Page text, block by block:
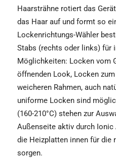
Haarsträhne rotiert das
das Haar auf und formt so
Lockenrichtungs-Wähler
Stabs (rechts oder links) für
Möglichkeiten: Locken vom
öffnenden Look, Locken
weicheren Rahmen, auch
uniforme Locken sind
(160-210°C) stehen zur
Außenseite aktiv durch Ionic
die Heizplatten innen für die
sorgen.